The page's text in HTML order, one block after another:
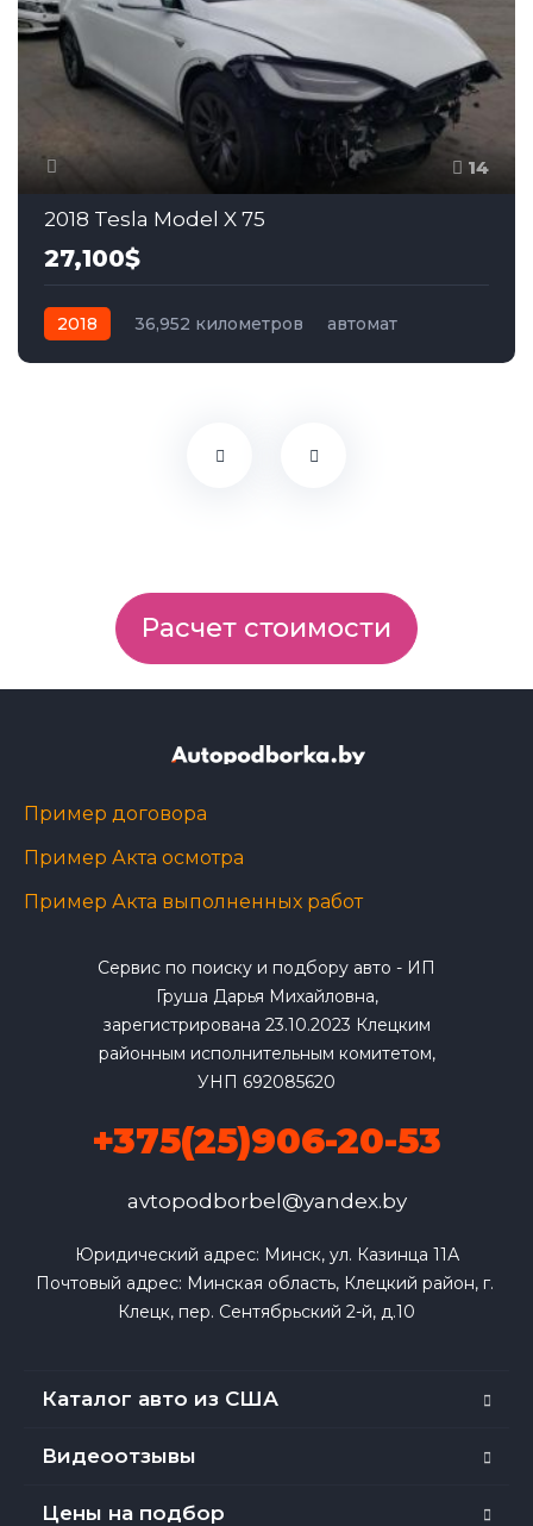
14
2018 Tesla Model X 75
27,100$
2018 36,952 километров
автомат
Расчет стоимости
Пример договора
Пример Акта осмотра
Пример Акта выполненных работ
Сервис по поиску и подбору авто - ИП
Груша Дарья Михайловна,
зарегистрирована 23.10.2023 Клецким
районным исполнительным комитетом,
УНП 692085620
+375(25)906-20-53
avtopodborbel@yandex.by
Юридический адрес: Минск, ул. Казинца 11А
Почтовый адрес: Минская область, Клецкий район, г.
Клецк, пер. Сентябрьский 2-й, д.10
Каталог авто из США
Видеоотзывы
Цены на подбор